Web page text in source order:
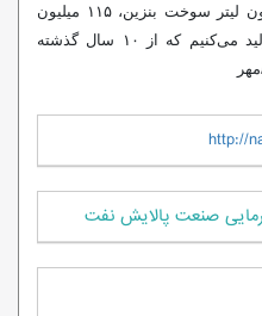
می‌شوند یعنی بیش از ۱۰۷ میلیون لیتر سوخت بنزین، ۱۱۵ میلیون
لیتر گازوئیل روزانه در کشور تولید می‌کنیم که از ۱۰ سال گذشته
http://
صنعت پالایش نفت